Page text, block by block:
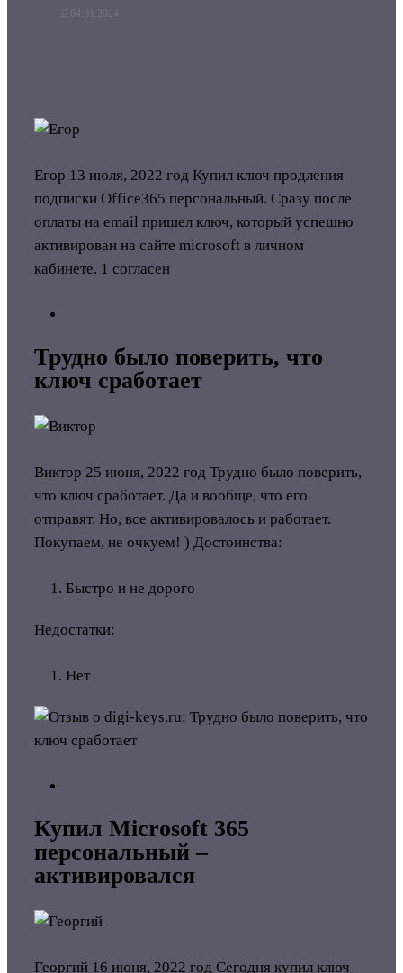
04.01.2024
Егор 13 июля, 2022 год Купил ключ продления
подписки Office365 персональный. Сразу после
оплаты на email пришел ключ, который успешно
активирован на сайте microsoft в личном
кабинете. 1 согласен
Трудно было поверить, что
ключ сработает
Виктор 25 июня, 2022 год Трудно было поверить,
что ключ сработает. Да и вообще, что его
отправят. Но, все активировалось и работает.
Покупаем, не очкуем! ) Достоинства:
Быстро и не дорого
Недостатки:
Нет
Купил Microsoft 365
персональный –
активировался
Георгий 16 июня, 2022 год Сегодня купил ключ